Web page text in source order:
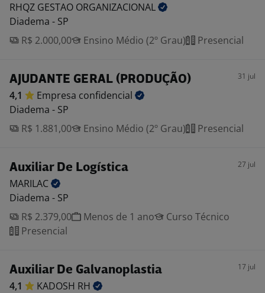
RHQZ GESTAO ORGANIZACIONAL
Diadema - SP
R$ 2.000,00
Ensino Médio (2º Grau) Presencial
AJUDANTE GERAL (PRODUÇÃO) 31 jul
4,1 Empresa confidencial
Diadema - SP
R$ 1.881,00
Ensino Médio (2º Grau) Presencial
Auxiliar De Logística 27 jul
MARILAC
Diadema - SP
R$ 2.379,00
Menos de 1 ano
Curso Técnico
Presencial
Auxiliar De Galvanoplastia 17 jul
4,1 KADOSH RH